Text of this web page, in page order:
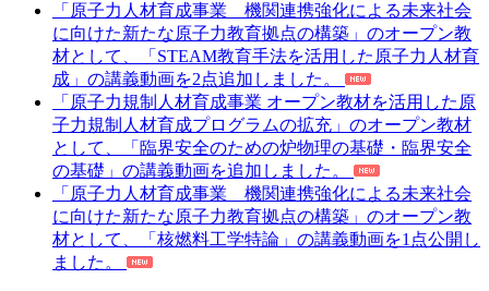
】
を
公
開
し
ま
し
た。
「原子力人材育成事業 機関連携強化による未来社会
に向けた新たな原子力教育拠点の構築」のオープン教
材として、「STEAM教育手法を活用した原子力人材育
成」の講義動画を2点追加しました。
「原子力規制人材育成事業 オープン教材を活用した原
子力規制人材育成プログラムの拡充」のオープン教材
として、「臨界安全のための炉物理の基礎・臨界安全
の基礎」の講義動画を追加しました。
「原子力人材育成事業 機関連携強化による未来社会
に向けた新たな原子力教育拠点の構築」のオープン教
材として、「核燃料工学特論」の講義動画を1点公開し
ました。